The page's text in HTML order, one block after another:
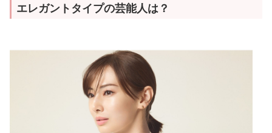
エレガントタイプの芸能人は？